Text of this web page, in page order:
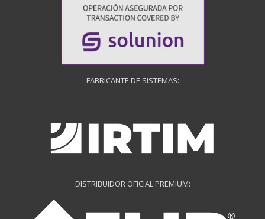
FABRICANTE DE SISTEMAS:
DISTRIBUIDOR OFICIAL PREMIUM: